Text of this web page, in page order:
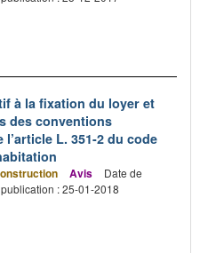
à la fixation du loyer et
des conventions
L. 351-2 du code
Avis
Date de
: 25-01-2018